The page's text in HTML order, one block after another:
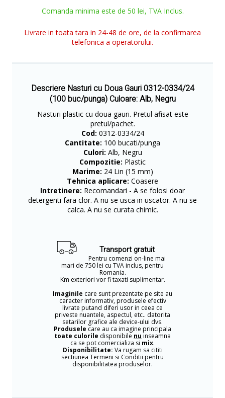
Comanda minima este de 50 lei, TVA Inclus.
Livrare in toata tara in 24-48 de ore, de la confirmarea
telefonica a operatorului.
Descriere Nasturi cu Doua Gauri 0312-0334/24
(100 buc/punga) Culoare: Alb, Negru
Nasturi plastic cu doua gauri. Pretul afisat este
pretul/pachet.
Cod: 0312-0334/24
Cantitate: 100 bucati/punga
Culori: Alb, Negru
Compozitie: Plastic
Marime: 24 Lin (15 mm)
Tehnica aplicare: Coasere
Intretinere: Recomandari - A se folosi doar
detergenti fara clor. A nu se usca in uscator. A nu se
calca. A nu se curata chimic.
Transport gratuit
Pentru comenzi on-line mai
mari de 750 lei cu TVA inclus, pentru
Romania.
Km exteriori vor fi taxati suplimentar.
Imaginile care sunt prezentate pe site au
caracter informativ, produsele efectiv
livrate putand diferi usor in ceea ce
priveste nuantele, aspectul, etc.. datorita
setarilor grafice ale device-ului dvs.
Produsele care au ca imagine principala
toate culorile disponibile nu inseamna
ca se pot comercializa si mix.
Disponibilitate: Va rugam sa cititi
sectiunea Termeni si Conditii pentru
disponibilitatea produselor.